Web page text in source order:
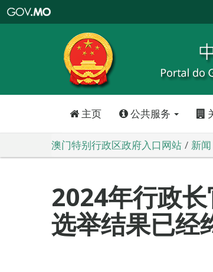
特
政
区
政
口
主页 公共服务
澳门特别行政区政府入口网站 新闻
2024年行政
选举结果已经